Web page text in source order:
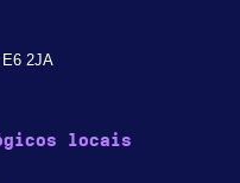
2JA
locais